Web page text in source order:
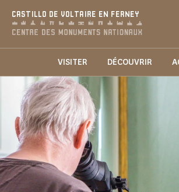
CASTILLO DE VOLTAIRE EN FERNEY
VISITER DÉCOUVRIR